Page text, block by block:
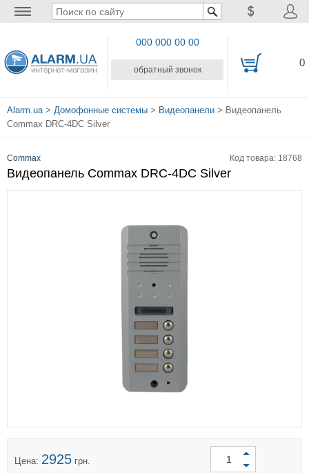
000 000 00 00
обратный звонок
0
Alarm.ua> Домофонные системы > Видеопанели > Видеопанель
Commax DRC-4DC Silver
Commax Код товара: 18768
Видеопанель Commax DRC-4DC Silver
Цена: 2925 грн.